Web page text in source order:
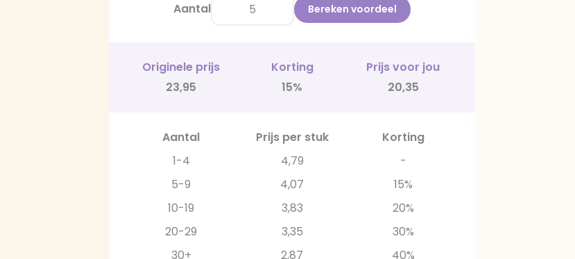
Aantal Bereken voordeel
Originele prijs Korting
Prijs voor jou
23,95
15% 20,35
Aantal Prijs per stuk
Korting
1-4
4,79
-
5-9
4,07
15%
10-19
3,83
20%
20-29
3,35
30%
30+
2,87 40%